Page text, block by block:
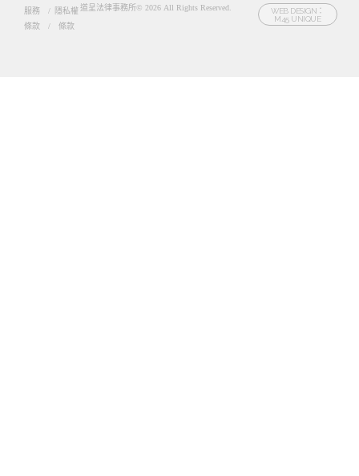
服務
條款
/
/
隱私權
條款
道呈法律事務所© 2026 All Rights Reserved.
WEB DESIGN：
M45 UNIQUE